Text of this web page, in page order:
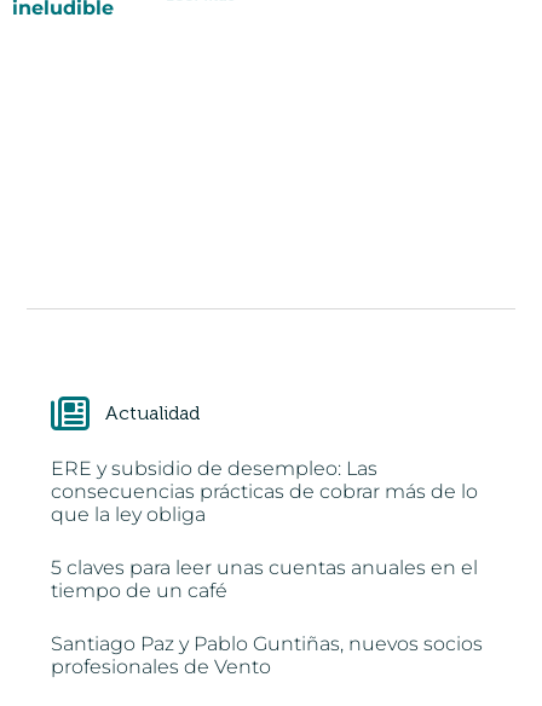
Actualidad
ERE y subsidio de desempleo: Las
consecuencias prácticas de cobrar más de lo
que la ley obliga
5 claves para leer unas cuentas anuales en el
tiempo de un café
Santiago Paz y Pablo Guntiñas, nuevos socios
profesionales de Vento